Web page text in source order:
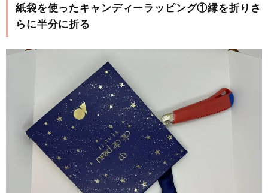
紙袋を使ったキャンディーラッピング①縁を折りさ
らに半分に折る